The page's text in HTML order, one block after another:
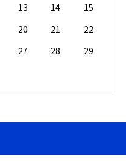
13 14
15
20 21
22
27 28
29